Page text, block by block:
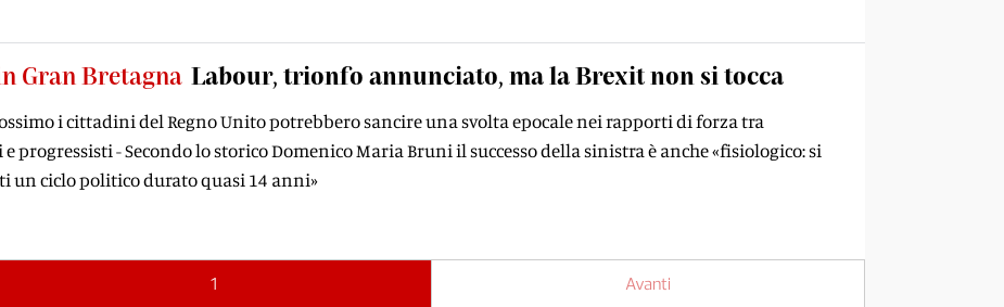
Gran Bretagna Labour, trionfo annunciato, ma la Brexit non si tocca
i cittadini del Regno Unito potrebbero sancire una svolta epocale nei rapporti di forza tra
progressisti - Secondo lo storico Domenico Maria Bruni il successo della sinistra è anche «fisiologico: si
un ciclo politico durato quasi 14 anni»
1 Avanti